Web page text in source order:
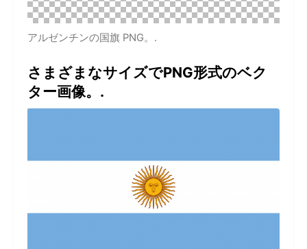
アルゼンチンの国旗 PNG。.
さまざまなサイズでPNG形式のベク
ター画像。.